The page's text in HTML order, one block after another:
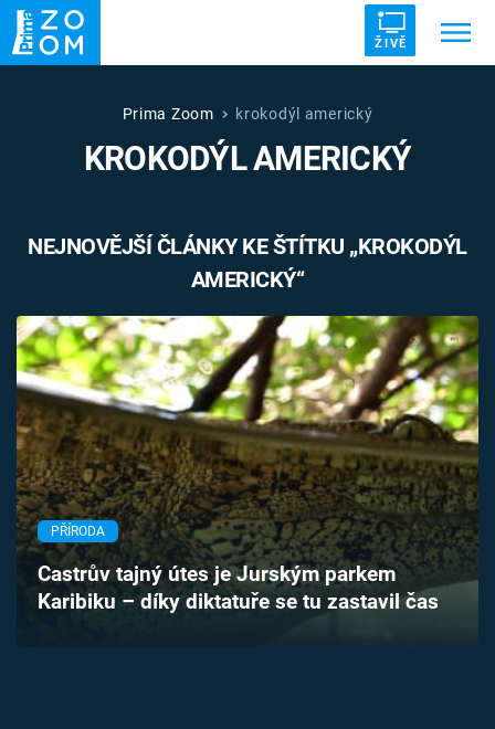
ŽIVĚ
ZRÁDCI UFO DRUHÁ SVĚTOVÁ VÁLKA
VETŘELCI DÁVNOVĚKU
Témata
Pořady
TV Program
Časopis
Sledujte prima+
Prima Zoom krokodýl americký
KROKODÝL AMERICKÝ
NEJNOVĚJŠÍ ČLÁNKY KE ŠTÍTKU „KROKODÝL
AMERICKÝ“
PŘÍRODA
Castrův tajný útes je Jurským parkem
Karibiku – díky diktatuře se tu zastavil čas